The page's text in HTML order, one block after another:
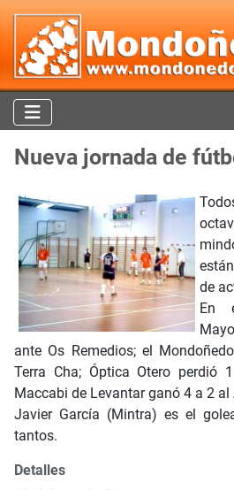
Nueva jornada de
de
En
ante Os Remedios; el
Terra Cha; Óptica Otero
Maccabi de Levantar ganó 4 a 2 al
Javier García (Mintra) es el
tantos.
Detalles